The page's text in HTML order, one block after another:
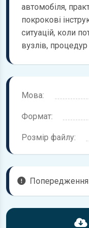
автомобіля,
покрокові
ситуацій, коли
вузлів,
Мова:
Формат:
Розмір файлу:
Попередження
Перед
Hyundai Accent, що